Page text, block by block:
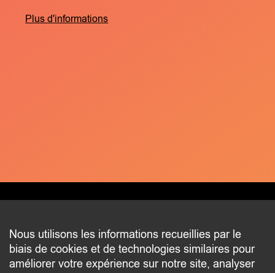
Plus d'informations
CONTACT
2 beim Schlass
L-8058 Bertrange
Nous utilisons les informations recueillies par le
biais de cookies et de technologies similaires pour
améliorer votre expérience sur notre site, analyser